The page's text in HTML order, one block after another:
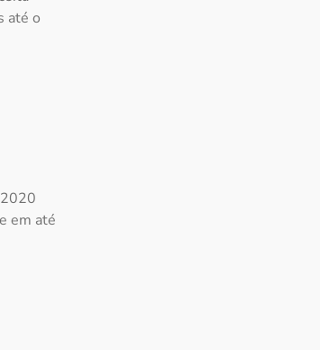
até o
em até